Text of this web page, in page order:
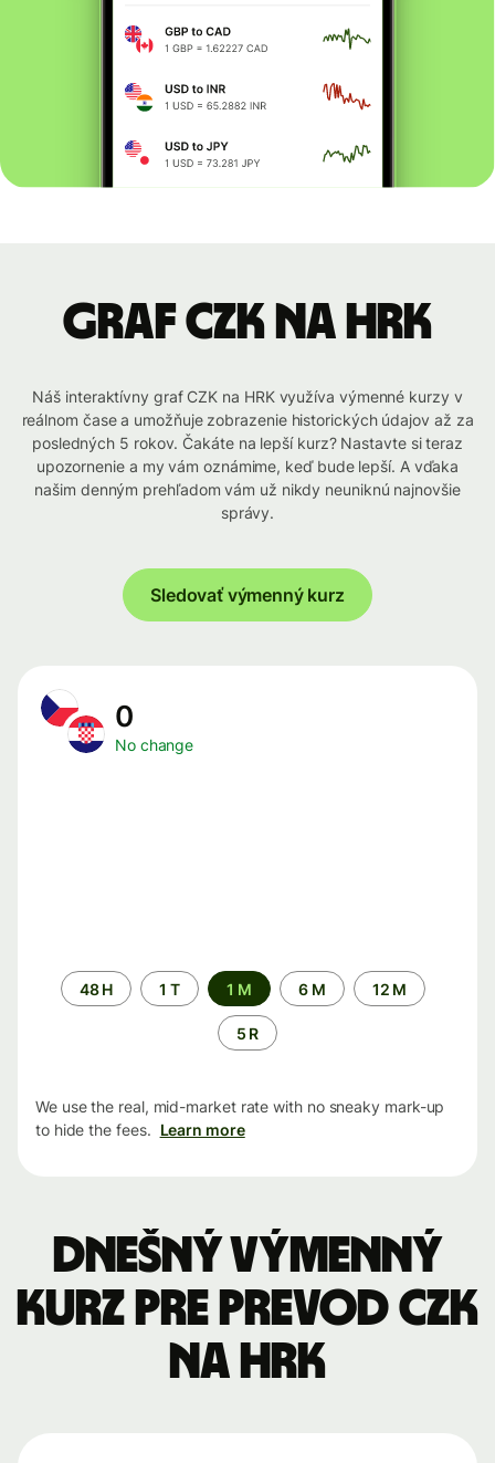
graf CZK na HRK
Náš interaktívny graf CZK na HRK využíva výmenné kurzy v
reálnom čase a umožňuje zobrazenie historických údajov až za
posledných 5 rokov. Čakáte na lepší kurz? Nastavte si teraz
upozornenie a my vám oznámime, keď bude lepší. A vďaka
našim denným prehľadom vám už nikdy neuniknú najnovšie
správy.
Sledovať výmenný kurz
0
No change
Time
period
48 H 1 T 1 M 6 M 12 M
5 R
We use the real, mid-market rate with no sneaky mark-up
to hide the fees. Learn more
Dnešný výmenný
kurz pre prevod CZK
na HRK